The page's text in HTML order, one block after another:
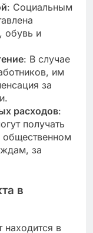
: Социальным
обувь и
: В случае
им
за
расходов:
получать
общественном
за
в
находится в